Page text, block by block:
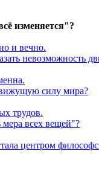
изменяется"?
и вечно.
невозможность
силу мира?
трудов.
мера всех вещей"?
центром